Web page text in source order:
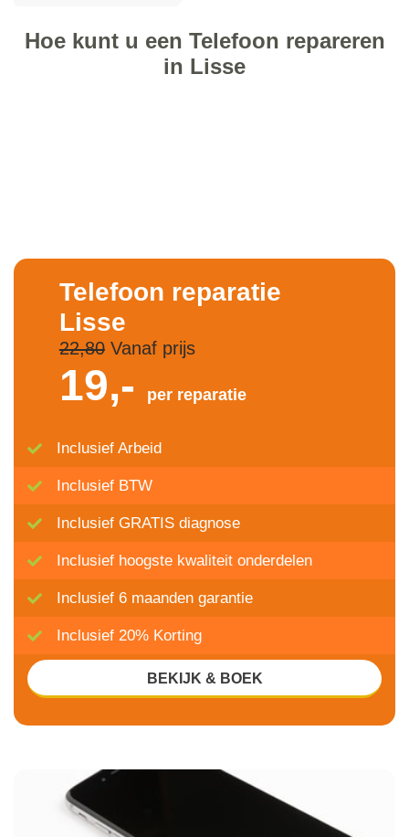
Hoe kunt u een Telefoon repareren
in Lisse
Telefoon reparatie
Lisse
22,80Vanaf prijs
19,- per reparatie
Inclusief Arbeid
Inclusief BTW
Inclusief GRATIS diagnose
Inclusief hoogste kwaliteit onderdelen
Inclusief 6 maanden garantie
Inclusief 20% Korting
BEKIJK & BOEK